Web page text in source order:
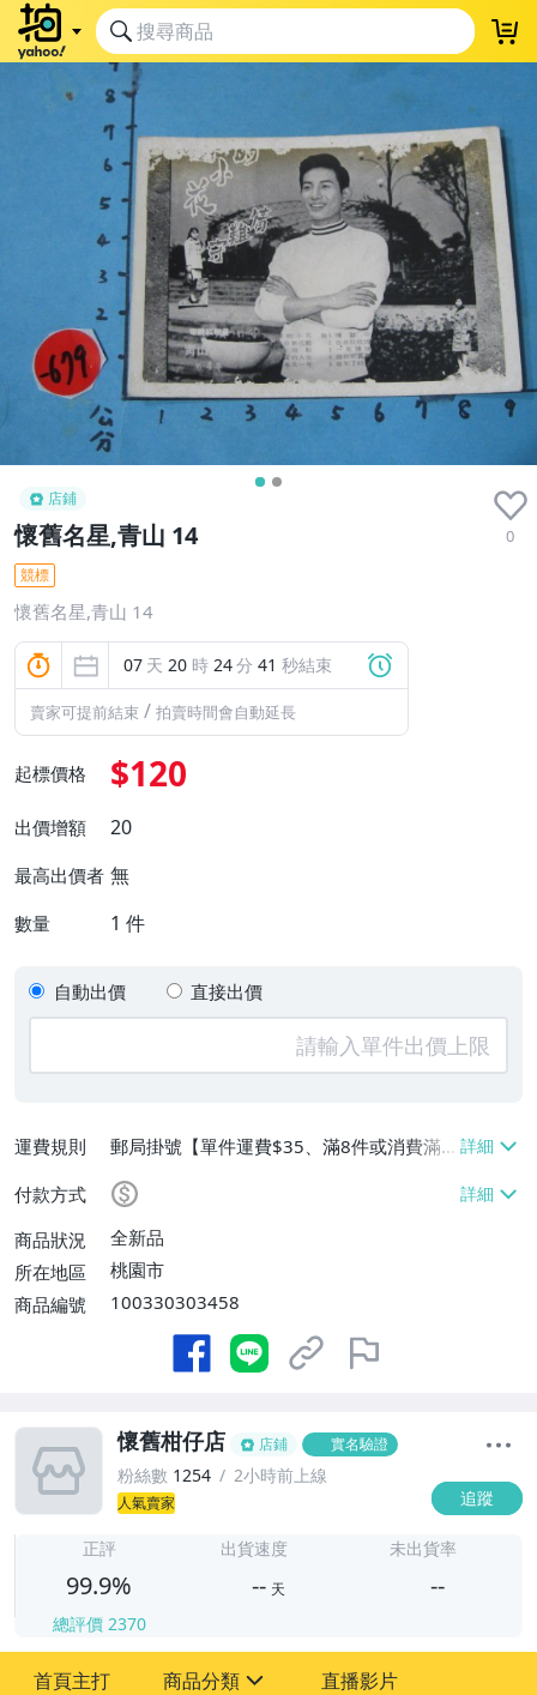
店鋪
懷舊名星,青山 14 0
競標
懷舊名星,青山 14
07 天 20 時 24分 40 秒結束
賣家可提前結束 / 拍賣時間會自動延長
起標價格 $120
出價增額 20
最高出價者 無
數量 1 件
自動出價 直接出價
運費規則
郵局掛號【單件運費$35、滿8件或消費滿
$3500免運費】
付款方式
商品狀況
全新品
所在地區
桃園市
商品編號
100330303458
懷舊柑仔店 店鋪 實名驗證
粉絲數 1254 2小時前上線
人氣賣家 追蹤
正評
99.9%
總評價 2370
出貨速度
-- 天
未出貨率
--
首頁主打 商品分類 直播影片